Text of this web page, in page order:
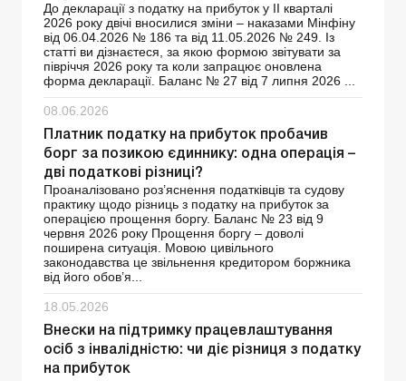
До декларації з податку на прибуток у ІІ кварталі
2026 року двічі вносилися зміни – наказами Мінфіну
від 06.04.2026 № 186 та від 11.05.2026 № 249. Із
статті ви дізнаєтеся, за якою формою звітувати за
півріччя 2026 року та коли запрацює оновлена
форма декларації. Баланс № 27 від 7 липня 2026 ...
08.06.2026
Платник податку на прибуток пробачив
борг за позикою єдиннику: одна операція –
дві податкові різниці?
Проаналізовано роз’яснення податківців та судову
практику щодо різниць з податку на прибуток за
операцією прощення боргу. Баланс № 23 від 9
червня 2026 року Прощення боргу – доволі
поширена ситуація. Мовою цивільного
законодавства це звільнення кредитором боржника
від його обов’я...
18.05.2026
Внески на підтримку працевлаштування
осіб з інвалідністю: чи діє різниця з податку
на прибуток